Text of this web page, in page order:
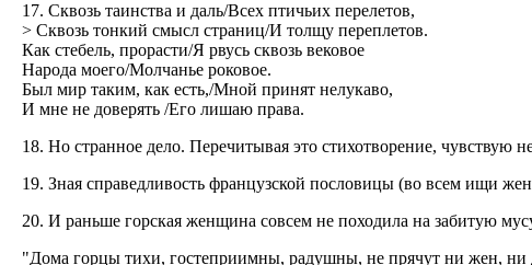
17. Сквозь таинства и даль/Всех птичьих перелетов,
> Сквозь тонкий смысл страниц/И толщу переплетов.
Как стебель, прорасти/Я рвусь сквозь вековое
Народа моего/Молчанье роковое.
Был мир таким, как есть,/Мной принят нелукаво,
И мне не доверять /Его лишаю права.
18. Но странное дело. Перечитывая это стихотворение, чувствую
19. Зная справедливость французской пословицы (во всем ищи
20. И раньше горская женщина совсем не походила на забитую
"Дома горцы тихи, гостеприимны, радушны, не прячут ни жен, ни